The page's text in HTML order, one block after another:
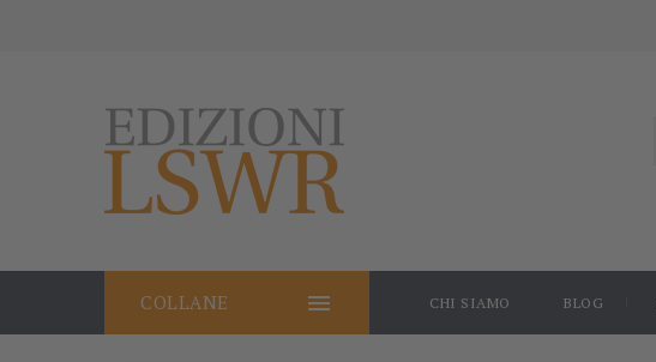

COLLANE CHI SIAMO BLOG